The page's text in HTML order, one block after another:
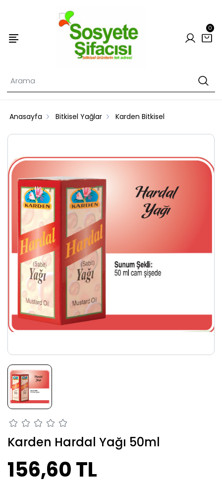
0
Anasayfa Bitkisel Yağlar Karden Bitkisel
Karden Hardal Yağı 50ml
156,60 TL